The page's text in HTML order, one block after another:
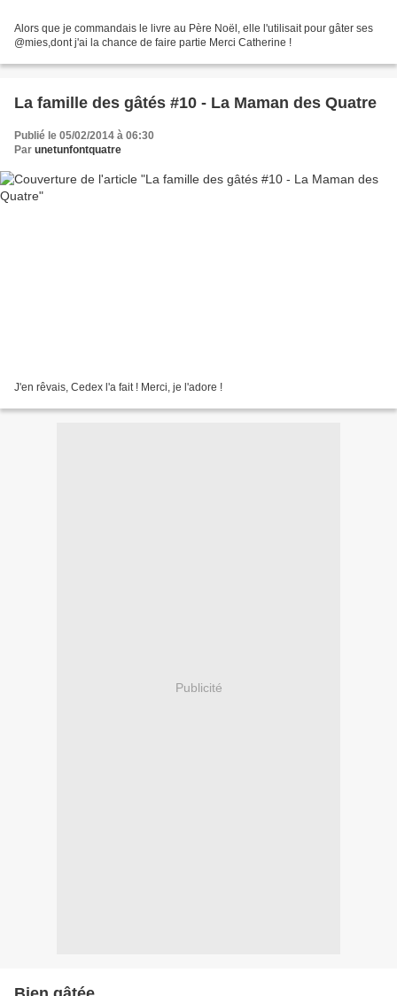
Alors que je commandais le livre au Père Noël, elle l'utilisait pour gâter ses
@mies,dont j'ai la chance de faire partie Merci Catherine !
La famille des gâtés #10 - La Maman des Quatre
Publié le 05/02/2014 à 06:30
Par unetunfontquatre
J'en rêvais, Cedex l'a fait ! Merci, je l'adore !
Publicité